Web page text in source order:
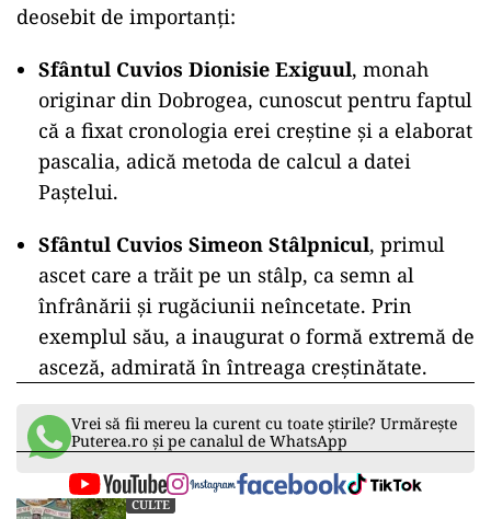
deosebit de importanți:
Sfântul Cuvios Dionisie Exiguul, monah
originar din Dobrogea, cunoscut pentru faptul
că a fixat cronologia erei creștine și a elaborat
pascalia, adică metoda de calcul a datei
Paștelui.
Sfântul Cuvios Simeon Stâlpnicul, primul
ascet care a trăit pe un stâlp, ca semn al
înfrânării și rugăciunii neîncetate. Prin
exemplul său, a inaugurat o formă extremă de
asceză, admirată în întreaga creștinătate.
Vrei să fii mereu la curent cu toate știrile? Urmărește
Puterea.ro și pe canalul de WhatsApp
CULTE